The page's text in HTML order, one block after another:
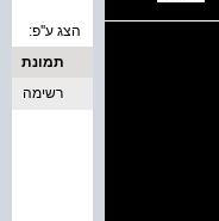
הצג ע''פ:
תמונת
כריכה
רשימה